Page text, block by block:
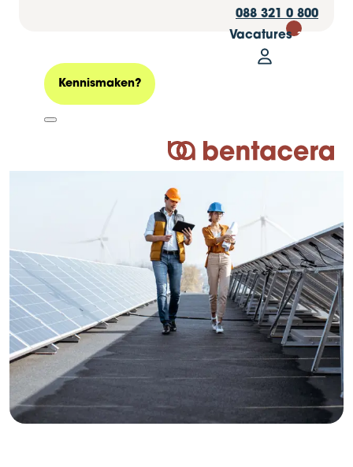
088 321 0 800
Vacatures 30
Mijn
Logo Bentacera
Kennismaken?